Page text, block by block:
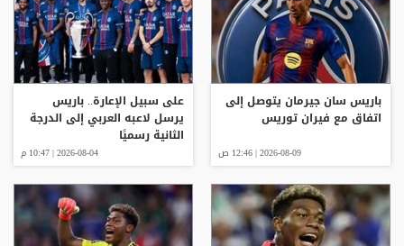
باريس سان جيرمان يتوصل إلى
اتفاق مع فيران توريس
2026-08-09 | 12:46 ص
على سبيل الإعارة.. باريس
يرسل لاعبه العربي إلى الدرجة
الثانية رسميًا
2026-08-04 | 10:47 م